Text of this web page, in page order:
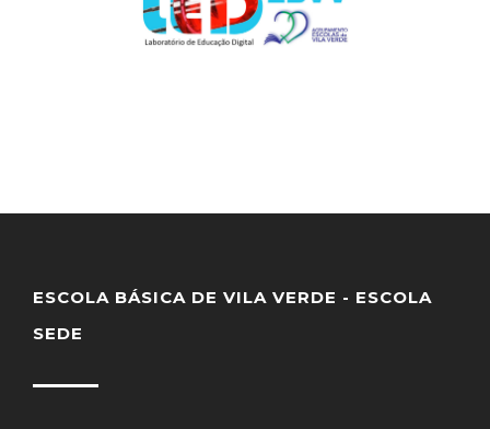
ESCOLA BÁSICA DE VILA VERDE - ESCOLA
SEDE